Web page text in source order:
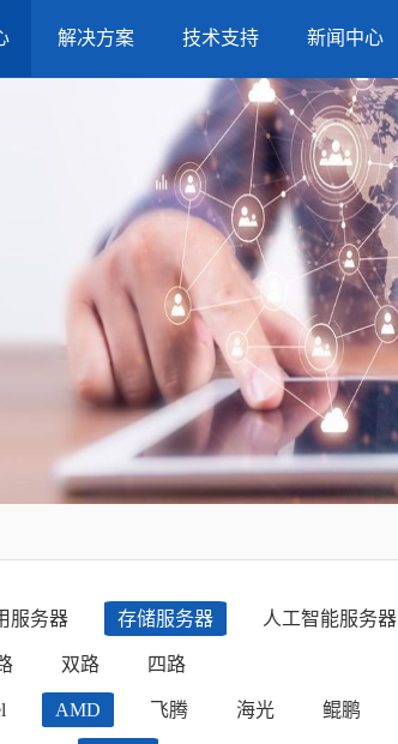
解决方案 技术支持 新闻中心
服务器 存储服务器 人工智能服务器
双路 四路
AMD 飞腾 海光 鲲鹏